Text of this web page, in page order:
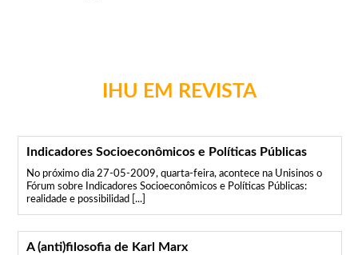
IHU EM REVISTA
Indicadores Socioeconômicos e Políticas Públicas
No próximo dia 27-05-2009, quarta-feira, acontece na Unisinos o
Fórum sobre Indicadores Socioeconômicos e Políticas Públicas:
realidade e possibilidad [...]
A (anti)filosofia de Karl Marx